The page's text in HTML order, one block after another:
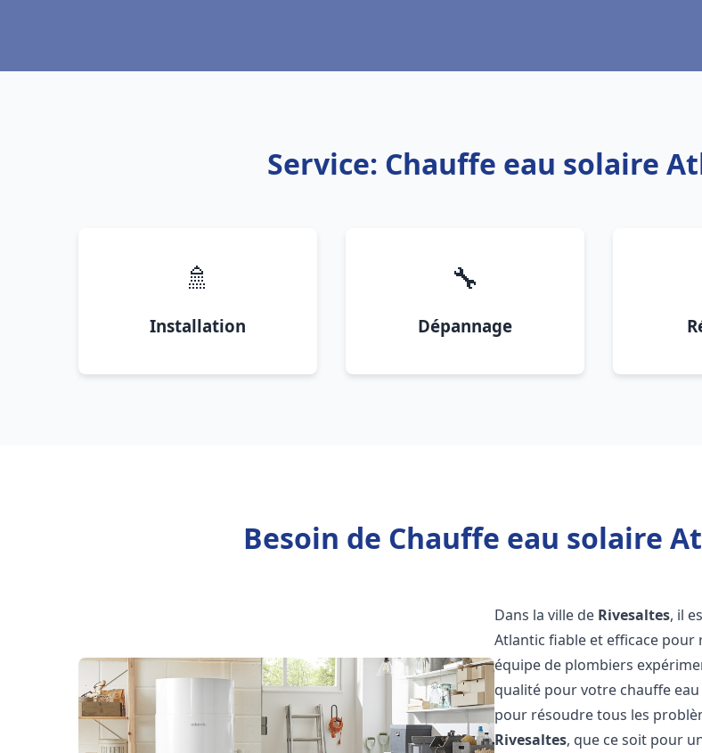
Service: Chauffe eau solaire
🚿
Installation
🔧
Dépannage
Besoin de Chauffe eau solaire
Dans la ville de Rivesaltes, il
Atlantic fiable et efficace pour
équipe de plombiers
qualité pour votre chauffe
pour résoudre tous les
Rivesaltes, que ce soit pour